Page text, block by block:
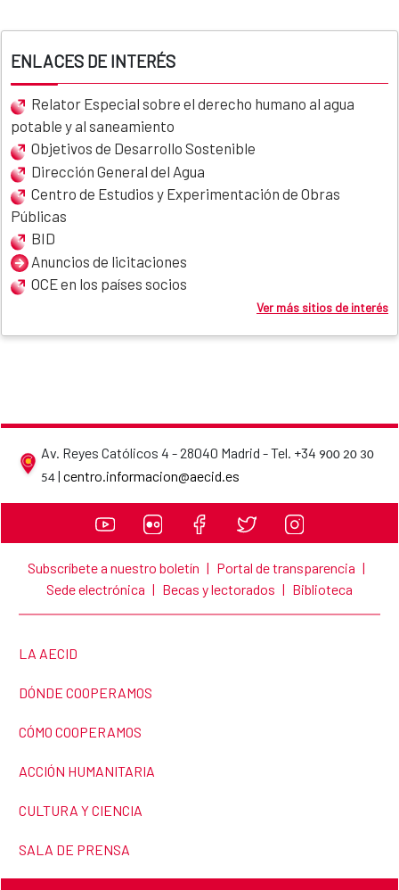
ENLACES DE INTERÉS
Relator Especial sobre el derecho humano al agua
potable y al saneamiento
Objetivos de Desarrollo Sostenible
Dirección General del Agua
Centro de Estudios y Experimentación de Obras
Públicas
BID
Anuncios de licitaciones
OCE en los países socios
Ver más sitios de interés
Av. Reyes Católicos 4 - 28040 Madrid - Tel. +34 900 20 30
54 | centro.informacion@aecid.esAECID contact details
Subscríbete a nuestro boletín | Portal de transparencia |
Sede electrónica | Becas y lectorados | Biblioteca
LINK TO THE WEBSITE:
LA AECID
LINK TO THE WEBSITE:
DÓNDE COOPERAMOS
LINK TO THE WEBSITE:
CÓMO COOPERAMOS
LINK TO THE WEBSITE:
ACCIÓN HUMANITARIA
LINK TO THE WEBSITE:
CULTURA Y CIENCIA
LINK TO THE WEBSITE:
SALA DE PRENSA